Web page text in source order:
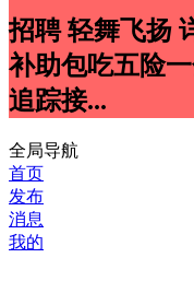
招聘 轻舞飞扬
补助包吃五险
追踪接...
全局导航
首页
发布
消息
我的